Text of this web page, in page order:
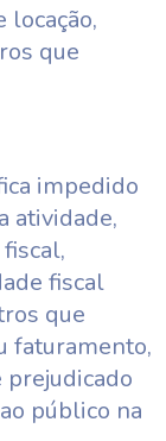
locação,
que
impedido
atividade,
fiscal
que
faturamento,
público na